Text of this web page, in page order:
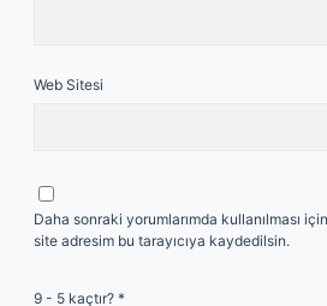
Web Sitesi
Daha sonraki yorumlarımda kullanılması
site adresim bu tarayıcıya kaydedilsin.
9 - 5 kaçtır? *